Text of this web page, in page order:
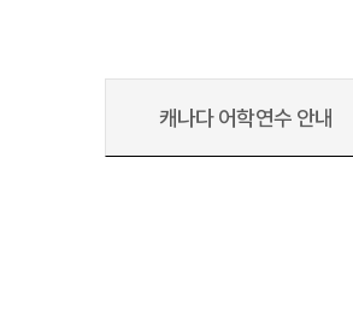
캐나다 어학연수 안내